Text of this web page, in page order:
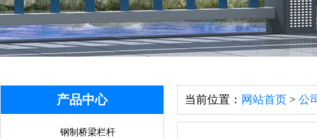
当前位置： 网站首页 > 公
产品中心
钢制桥梁栏杆